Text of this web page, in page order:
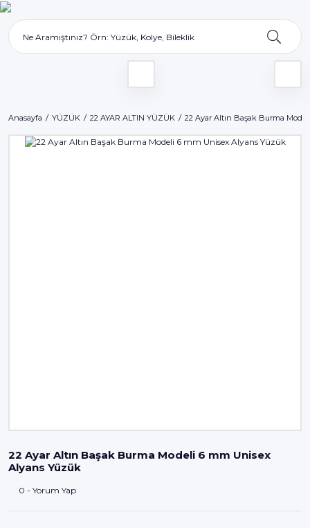
Anasayfa YÜZÜK 22 AYAR ALTIN YÜZÜK 22 Ayar Altın Başak Burma
22 Ayar Altın Başak Burma Modeli 6 mm Unisex
Alyans Yüzük
0 - Yorum Yap